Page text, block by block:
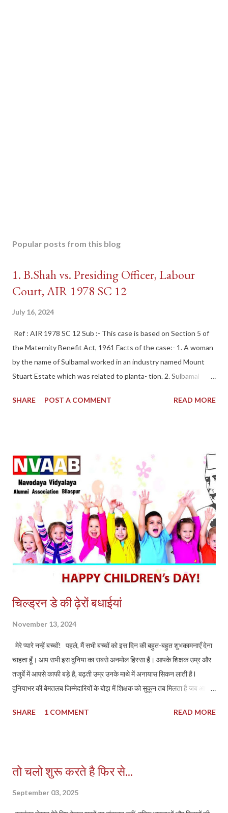
Popular posts from this blog
1. B.Shah vs. Presiding Officer, Labour
Court, AIR 1978 SC 12
July 16, 2024
Ref : AIR 1978 SC 12 Sub :- This case is based on Section 5 of
the Maternity Benefit Act, 1961 Facts of the case:- 1. A woman
by the name of Sulbamal worked in an industry named Mount
Stuart Estate which was related to planta- tion. 2. Sulbamal
for delivery was 16-12-1967 and she deliv- ered the child on this
employer. 4. Thus, being dissatisfied with the amount so
provided, she filed an application before the employer in this
regard. 5. It was demanded by the woman workman that she
should be given full benefit of 12 weeks under the provisions of
the Maternity Benefit Act, 1961 which is of full 84 days, not of
72 days because Sunday is also included in it. 6. But, she was
denied of the payment of full 84 days by the employer. Trial
Court...
SHARE POST A COMMENT READ MORE
चिल्ड्रन डे की ढ़ेरों बधाईयां
November 13, 2024
मेरे प्यारे नन्हें बच्चों! पहले, मैं सभी बच्चों को इस दिन की बहुत-बहुत शुभकामनाएँ देना
चाहता हूँ। आप सभी इस दुनिया का सबसे अनमोल हिस्सा हैं। आपके शिक्षक उम्र और
तजुर्बे में आपसे काफी बड़े है, बढ़ती उम्र उनके माथे में अनायास सिकन लाती है l
दुनियाभर की बेमतलब जिम्मेदारियों के बोझ में शिक्षक को सुकून तब मिलता है जब आपका
इस बात में कोई दो राय नहीं है कि आप सभी उस ईश्वर/भगवान या उस अलौकिक
कहा था कि "बच्चे हमारे भविष्य हैं," और यही कारण है कि हमें उन्हें प्यार, देखभाल और
SHARE 1 COMMENT READ MORE
तो चलो शुरू करते है फिर से...
September 03, 2025